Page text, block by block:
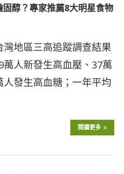
醇？專家推薦8大明星食物
地區三高追蹤調查結果
人新發生高血壓、37萬
發生高血糖；一年平均
閱讀更多